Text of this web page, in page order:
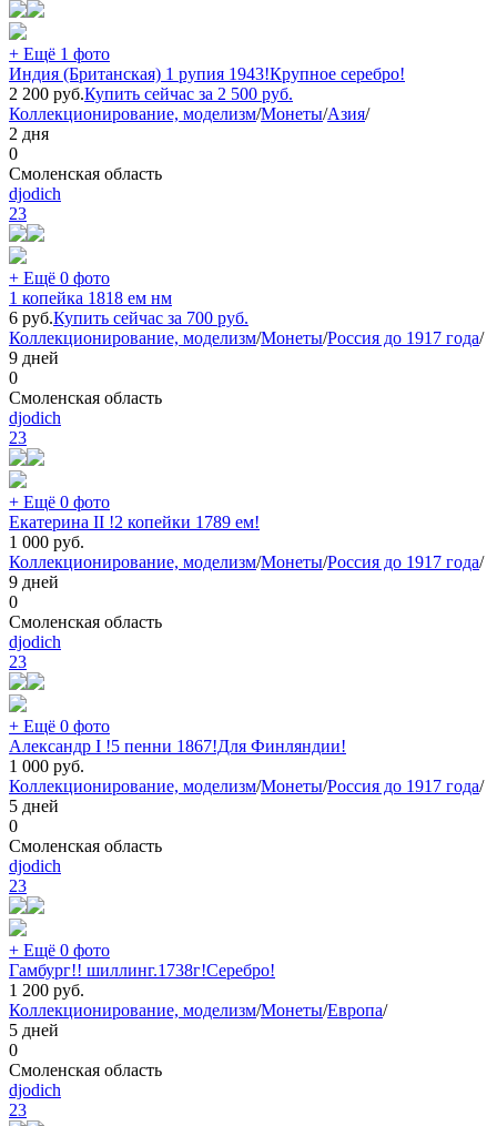
+ Ещё 1 фото
Индия (Британская) 1 рупия 1943!Крупное серебро!
2 200 руб.Купить сейчас за 2 500 руб.
Коллекционирование, моделизм/Монеты/Азия/
2 дня
0
Смоленская область
djodich
23
+ Ещё 0 фото
1 копейка 1818 ем нм
6 руб.Купить сейчас за 700 руб.
Коллекционирование, моделизм/Монеты/Россия до 1917 года/
9 дней
0
Смоленская область
djodich
23
+ Ещё 0 фото
Екатерина II !2 копейки 1789 ем!
1 000 руб.
Коллекционирование, моделизм/Монеты/Россия до 1917 года/
9 дней
0
Смоленская область
djodich
23
+ Ещё 0 фото
Александр I !5 пенни 1867!Для Финляндии!
1 000 руб.
Коллекционирование, моделизм/Монеты/Россия до 1917 года/
5 дней
0
Смоленская область
djodich
23
+ Ещё 0 фото
Гамбург!! шиллинг.1738г!Серебро!
1 200 руб.
Коллекционирование, моделизм/Монеты/Европа/
5 дней
0
Смоленская область
djodich
23